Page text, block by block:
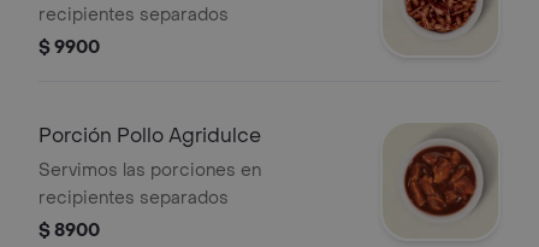
recipientes separados
$ 9900
Porción Pollo Agridulce
Servimos las porciones en
recipientes separados
$ 8900